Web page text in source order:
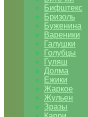
Бифштекс
Бризоль
Буженина
Вареники
Галушки
Голубцы
Гуляш
Долма
Ежики
Жаркое
Жульен
Зразы